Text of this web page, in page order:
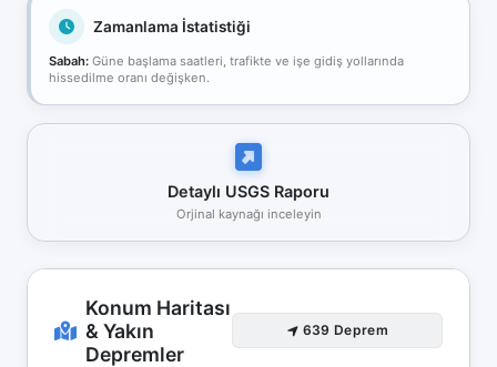
Zamanlama İstatistiği
Sabah: Güne başlama saatleri, trafikte ve işe gidiş yollarında
hissedilme oranı değişken.
Detaylı USGS Raporu
Orjinal kaynağı inceleyin
Konum Haritası
& Yakın
Depremler
639 Deprem